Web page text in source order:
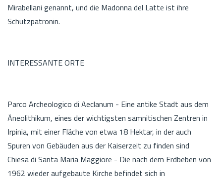
Mirabellani genannt, und die Madonna del Latte ist ihre
Schutzpatronin.
INTERESSANTE ORTE
Parco Archeologico di Aeclanum - Eine antike Stadt aus dem
Äneolithikum, eines der wichtigsten samnitischen Zentren in
Irpinia, mit einer Fläche von etwa 18 Hektar, in der auch
Spuren von Gebäuden aus der Kaiserzeit zu finden sind
Chiesa di Santa Maria Maggiore - Die nach dem Erdbeben von
1962 wieder aufgebaute Kirche befindet sich in